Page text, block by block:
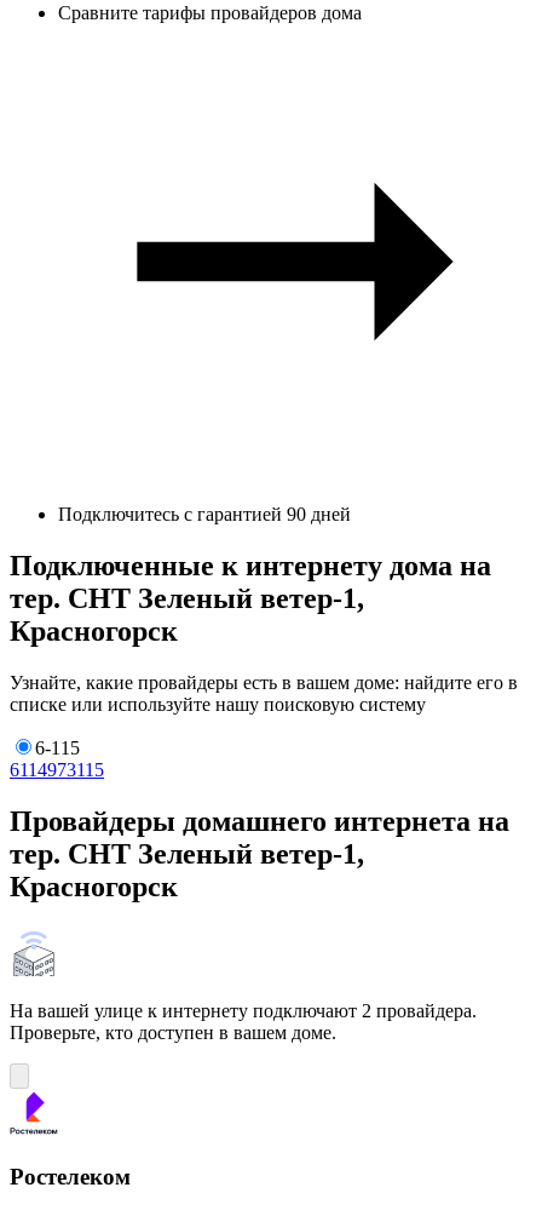
Сравните тарифы провайдеров дома
Подключитесь с гарантией 90 дней
Подключенные к интернету дома на
тер. СНТ Зеленый ветер-1,
Красногорск
Узнайте, какие провайдеры есть в вашем доме: найдите его в
списке или используйте нашу поисковую систему
6-115
6114973115
Провайдеры домашнего интернета на
тер. СНТ Зеленый ветер-1,
Красногорск
На вашей улице к интернету подключают 2 провайдера.
Проверьте, кто доступен в вашем доме.
Ростелеком